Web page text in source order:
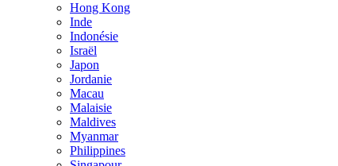
Hong Kong
Inde
Indonésie
Israël
Japon
Jordanie
Macau
Malaisie
Maldives
Myanmar
Philippines